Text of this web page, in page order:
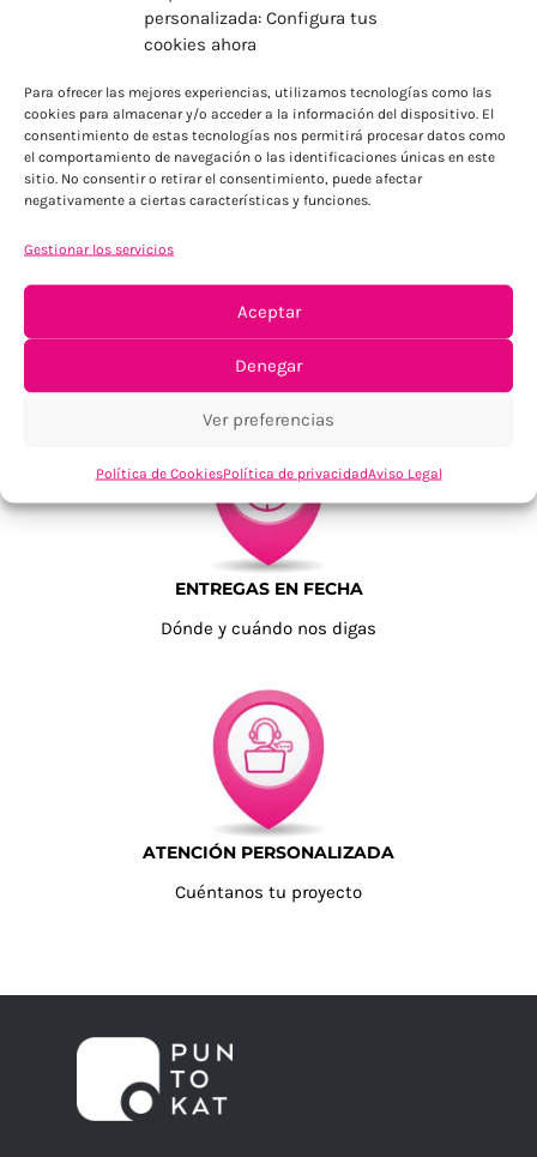
personalizada: Configura tus
cookies ahora
Para ofrecer las mejores experiencias, utilizamos tecnologías como las
cookies para almacenar y/o acceder a la información del dispositivo. El
consentimiento de estas tecnologías nos permitirá procesar datos como
el comportamiento de navegación o las identificaciones únicas en este
sitio. No consentir o retirar el consentimiento, puede afectar
negativamente a ciertas características y funciones.
Gestionar los servicios
Aceptar
Denegar
Ver preferencias
Política de CookiesPolítica de privacidadAviso Legal
Para Península, resto consultar
TU SATISFACCIÓN = LA NUESTRA
Tu confianza, nuestro objetivo
ENTREGAS EN FECHA
Dónde y cuándo nos digas
ATENCIÓN PERSONALIZADA
Cuéntanos tu proyecto